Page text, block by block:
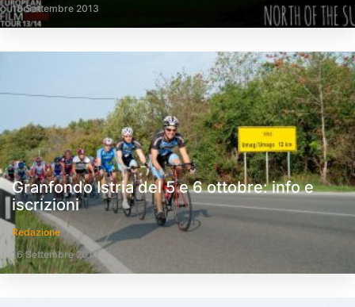
18 Settembre 2013
Granfondo Istria del 5 e 6 ottobre: info e
iscrizioni
Redazione
16 Settembre 2013